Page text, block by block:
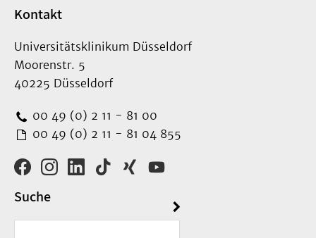
Kontakt
Universitätsklinikum Düsseldorf
Moorenstr. 5
40225 Düsseldorf
00 49 (0) 2 11 - 81 00
00 49 (0) 2 11 - 81 04 855
Suche